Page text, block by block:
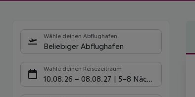
Wähle deinen Abflughafen
Beliebiger Abflughafen
Wähle deinen Reisezeitraum
10.08.26 – 08.08.27 5-8 Nächte